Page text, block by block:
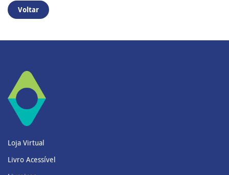
Voltar
Loja Virtual
Livro Acessível